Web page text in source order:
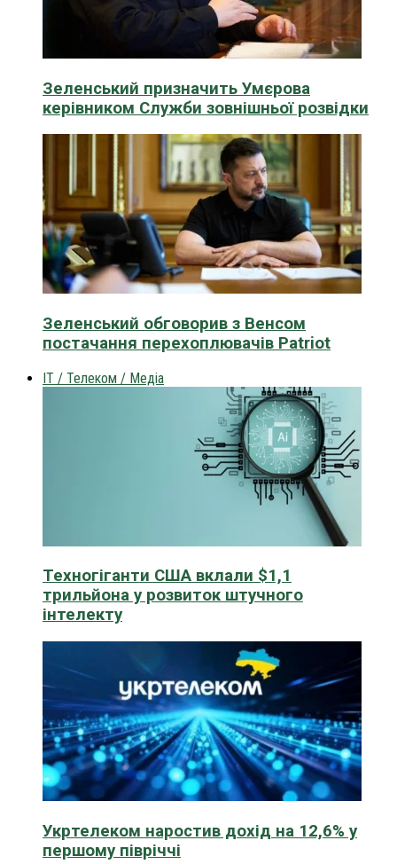
Зеленський призначить Умєрова
керівником Служби зовнішньої розвідки
Зеленський обговорив з Венсом
постачання перехоплювачів Patriot
IT / Телеком / Медіа
Техногіганти США вклали $1,1
трильйона у розвиток штучного
інтелекту
Укртелеком наростив дохід на 12,6% у
першому півріччі